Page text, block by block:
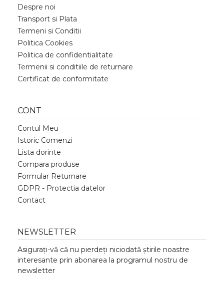
Despre noi
Transport si Plata
Termeni si Conditii
Politica Cookies
Politica de confidentialitate
Termenii si conditiile de returnare
Certificat de conformitate
CONT
Contul Meu
Istoric Comenzi
Lista dorinte
Compara produse
Formular Returnare
GDPR - Protectia datelor
Contact
NEWSLETTER
Asigurați-vă că nu pierdeți niciodată știrile noastre
interesante prin abonarea la programul nostru de
newsletter